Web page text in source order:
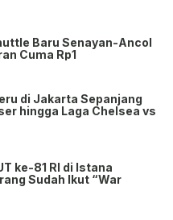
Baru Senayan-Ancol
Cuma Rp1
di Jakarta Sepanjang
hingga Laga Chelsea vs
ke-81 RI di Istana
Sudah Ikut “War